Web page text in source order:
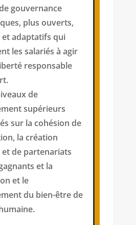
gouvernance
plus ouverts,
adaptatifs qui
les salariés à agir
responsable
de
supérieurs
sur la cohésion de
la création
et de partenariats
et la
et le
du bien-être de